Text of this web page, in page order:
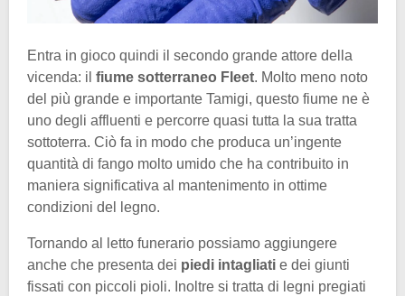
Entra in gioco quindi il secondo grande attore della
vicenda: il fiume sotterraneo Fleet. Molto meno noto
del più grande e importante Tamigi, questo fiume ne è
uno degli affluenti e percorre quasi tutta la sua tratta
sottoterra. Ciò fa in modo che produca un’ingente
quantità di fango molto umido che ha contribuito in
maniera significativa al mantenimento in ottime
condizioni del legno.
Tornando al letto funerario possiamo aggiungere
anche che presenta dei piedi intagliati e dei giunti
fissati con piccoli pioli. Inoltre si tratta di legni pregiati